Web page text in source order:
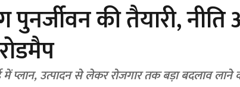
पुनर्जीवन की तैयारी,
प्लान, उत्पादन से लेकर रोजगार तक बड़ा बदलाव लाने